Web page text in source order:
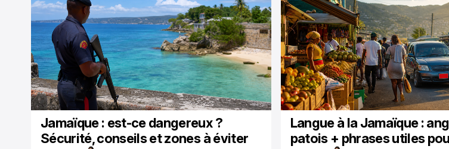
Jamaïque : est-ce dangereux ?
Sécurité, conseils et zones à éviter
Langue à la Jamaïque :
patois + phrases utiles